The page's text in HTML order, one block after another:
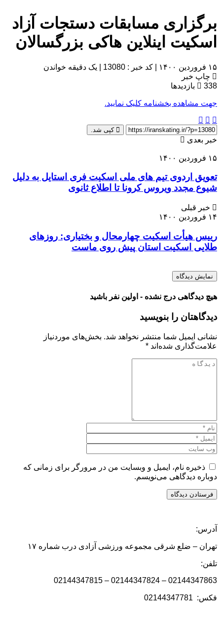
برگزاری مسابقات دستجات آزاد
اسکیت اینلاین هاکی بزرگسالان
۱۵ فروردین ۱۴۰۰ کد خبر : 13080
یک دقیقه خواندن
چاپ خبر
338
بازدیدها
جهت مشاهده بخشنامه کلیک نمایید.
کپی شد.
خبر بعدی
۱۵ فروردین ۱۴۰۰
تعویق اردوی تیم های ملی اسکیت فری استایل به دلیل
شیوع مجدد ویروس کرونا تا اطلاع ثانوی
خبر قبلی
۱۴ فروردین ۱۴۰۰
رییس هیأت اسکیت چهارمحال و بختیاری: روزهای
طلایی اسکیت استان پیش روی ماست
نمایش دیدگاه
هیچ دیدگاهی درج نشده - اولین نفر باشید
دیدگاهتان را بنویسید
نشانی ایمیل شما منتشر نخواهد شد. بخش‌های موردنیاز
علامت‌گذاری شده‌اند *
ذخیره نام، ایمیل و وبسایت من در مرورگر برای زمانی که
دوباره دیدگاهی می‌نویسم.
آدرس:
تهران – ضلع شرقی مجموعه ورزشی آزادی درب شماره ۱۷
تلفن:
02144347863 – 02144347824 – 02144347815
فکس: 02144347781